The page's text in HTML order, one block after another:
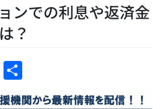
ンでの利息や返済金
？
W
有